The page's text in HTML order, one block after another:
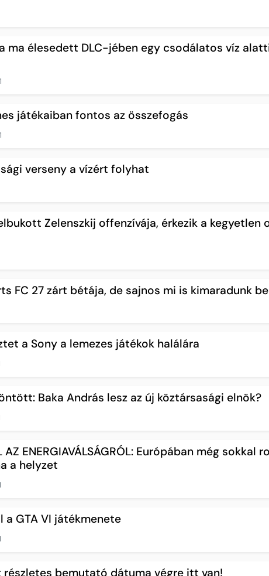
ma élesedett DLC-jében egy csodálatos víz
1
játékaiban fontos az összefogás
1
verseny a vízért folyhat
Zelenszkij offenzívája, érkezik a kegyetlen
FC 27 zárt bétája, de sajnos mi is kimaradunk
a Sony a lemezes játékok halálára
Baka András lesz az új köztársasági elnök?
AZ ENERGIAVÁLSÁGRÓL: Európában még sokkal
a helyzet
a GTA VI játékmenete
részletes bemutató dátuma végre itt van!